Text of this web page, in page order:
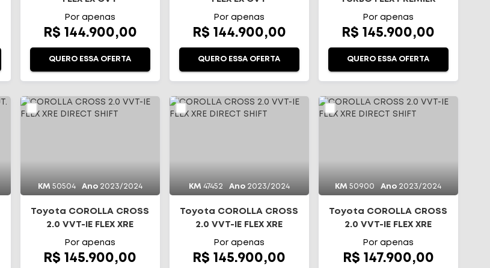
Por apenas
R$ 144.900,00
QUERO ESSA OFERTA
Por apenas
R$ 144.900,00
QUERO ESSA OFERTA
AUTOMÁTICO
Por apenas
R$ 145.900,00
QUERO ESSA OFERTA
KM 50504 Ano 2023/2024
Toyota COROLLA CROSS
2.0 VVT-IE FLEX XRE
DIRECT SHIFT
Por apenas
R$ 145.900,00
KM 47452 Ano 2023/2024
Toyota COROLLA CROSS
2.0 VVT-IE FLEX XRE
DIRECT SHIFT
Por apenas
R$ 145.900,00
KM 50900 Ano 2023/2024
Toyota COROLLA CROSS
2.0 VVT-IE FLEX XRE
DIRECT SHIFT
Por apenas
R$ 147.900,00